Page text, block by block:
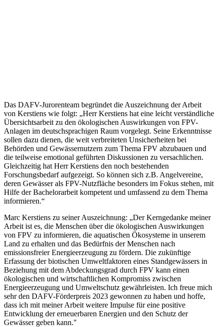
Das DAFV-Jurorenteam begründet die Auszeichnung der Arbeit
von Kerstiens wie folgt: „Herr Kerstiens hat eine leicht verständliche
Übersichtsarbeit zu den ökologischen Auswirkungen von FPV-
Anlagen im deutschsprachigen Raum vorgelegt. Seine Erkenntnisse
sollen dazu dienen, die weit verbreiteten Unsicherheiten bei
Behörden und Gewässernutzern zum Thema FPV abzubauen und
die teilweise emotional geführten Diskussionen zu versachlichen.
Gleichzeitig hat Herr Kerstiens den noch bestehenden
Forschungsbedarf aufgezeigt. So können sich z.B. Angelvereine,
deren Gewässer als FPV-Nutzfläche besonders im Fokus stehen, mit
Hilfe der Bachelorarbeit kompetent und umfassend zu dem Thema
informieren.“
Marc Kerstiens zu seiner Auszeichnung: „Der Kerngedanke meiner
Arbeit ist es, die Menschen über die ökologischen Auswirkungen
von FPV zu informieren, die aquatischen Ökosysteme in unserem
Land zu erhalten und das Bedürfnis der Menschen nach
emissionsfreier Energieerzeugung zu fördern. Die zukünftige
Erfassung der biotischen Umweltfaktoren eines Standgewässers in
Beziehung mit dem Abdeckungsgrad durch FPV kann einen
ökologischen und wirtschaftlichen Kompromiss zwischen
Energieerzeugung und Umweltschutz gewährleisten. Ich freue mich
sehr den DAFV-Förderpreis 2023 gewonnen zu haben und hoffe,
dass ich mit meiner Arbeit weitere Impulse für eine positive
Entwicklung der erneuerbaren Energien und den Schutz der
Gewässer geben kann."